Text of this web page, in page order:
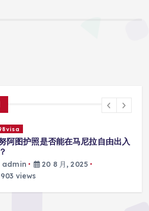
阿图护照是否能在马尼拉使用国际
的注册？
admin
20 8 月, 2025
views